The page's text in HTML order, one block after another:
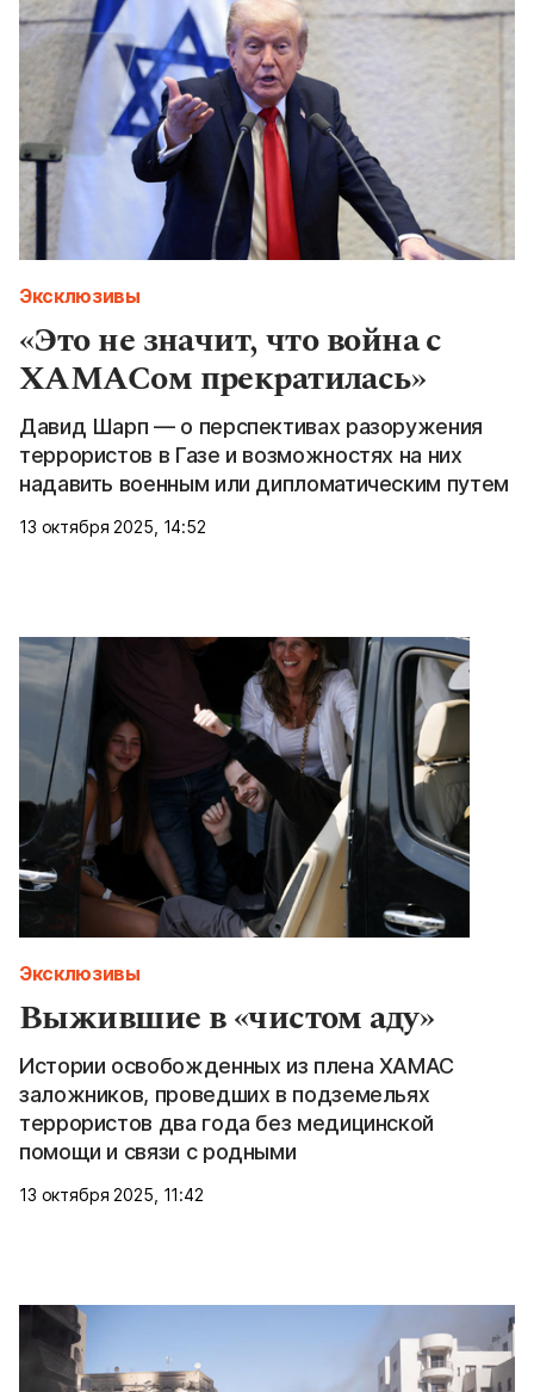
Эксклюзивы
«Это не значит, что война с
ХАМАСом прекратилась»
Давид Шарп — о перспективах разоружения
террористов в Газе и возможностях на них
надавить военным или дипломатическим путем
13 октября 2025, 14:52
Эксклюзивы
Выжившие в «чистом аду»
Истории освобожденных из плена ХАМАС
заложников, проведших в подземельях
террористов два года без медицинской
помощи и связи с родными
13 октября 2025, 11:42